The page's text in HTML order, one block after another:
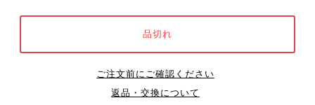
ご注文前にご確認ください
返品・交換について